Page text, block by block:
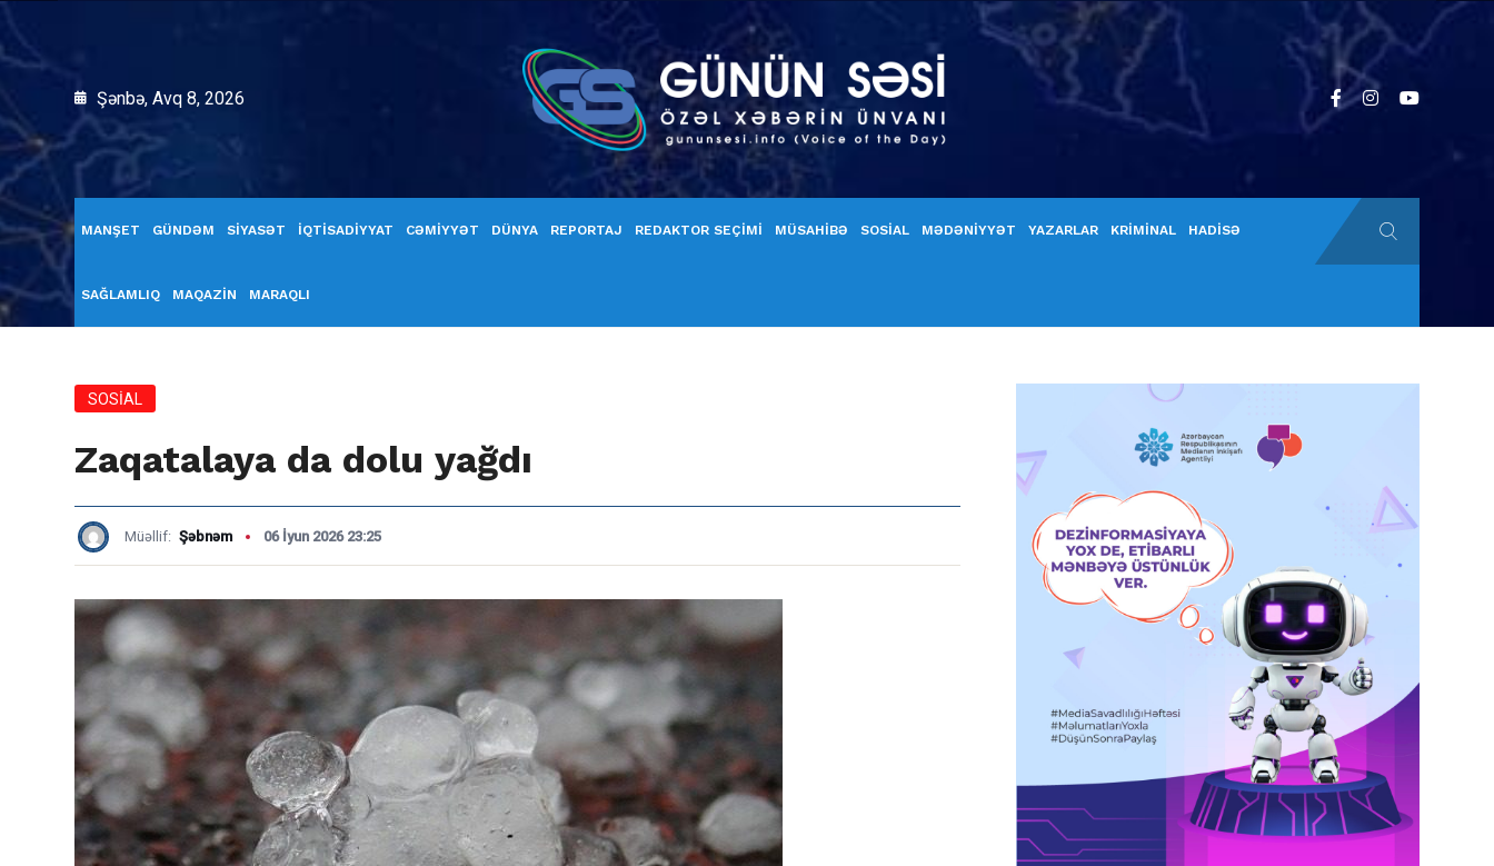
Şənbə, Avq 8, 2026
MANŞET GÜNDƏM SİYASƏT İQTİSADİYYAT CƏMİYYƏT DÜNYA REPORTAJ REDAKTOR SEÇİMİ MÜSAHİBƏ SOSİAL MƏDƏNİYYƏT YAZARLAR KRİMİNAL HADİSƏ
SAĞLAMLIQ MAQAZİN MARAQLI
SOSİAL
Zaqatalaya da dolu yağdı
Müəllif: Şəbnəm 06 İyun 2026 23:25